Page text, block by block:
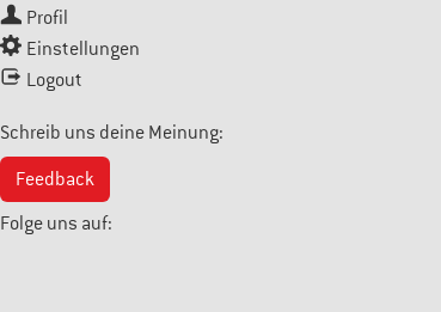
Profil
Einstellungen
Logout
Schreib uns deine Meinung:
Feedback
Folge uns auf: